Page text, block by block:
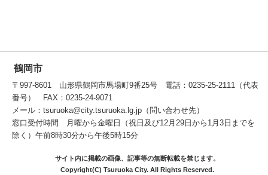
鶴岡市
〒997-8601 山形県鶴岡市馬場町9番25号 電話：0235-25-2111（代表
番号） FAX：0235-24-9071
メール：tsuruoka@city.tsuruoka.lg.jp（問い合わせ先）
窓口受付時間 月曜から金曜日（祝日及び12月29日から1月3日までを
除く）午前8時30分から午後5時15分
サイト内に掲載の画像、記事等の無断転載を禁じます。
Copyright(C) Tsuruoka City. All Rights Reserved.